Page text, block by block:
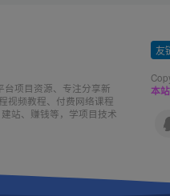
台项目资源、专注分享新
视频教程、付费网络课程
站、赚钱等，学项目技术
友
本